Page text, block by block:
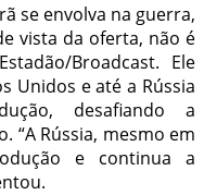
se envolva na guerra,
vista da oferta, não é
Broadcast. Ele
Unidos e até a Rússia
desafiando a
“A Rússia, mesmo em
e continua a